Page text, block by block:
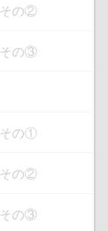
の②
の③
の①
の②
の③